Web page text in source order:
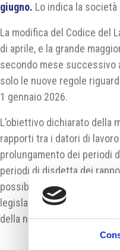
giugno. Lo indica la società
La modifica del Codice del
di aprile, e la grande
secondo mese successivo
solo le nuove regole
1 gennaio 2026.
L’obiettivo dichiarato della
rapporti tra i datori di
prolungamento dei periodi
periodi di disdetta dei
possibilità di versare lo
legislatore ha anche
della nuova occupazione,